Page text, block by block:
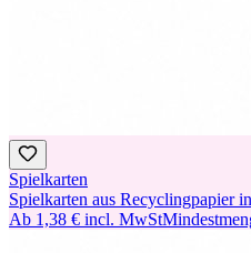
Spielkarten
Spielkarten aus Recyclingpapier
Ab 1,38 € incl. MwSt